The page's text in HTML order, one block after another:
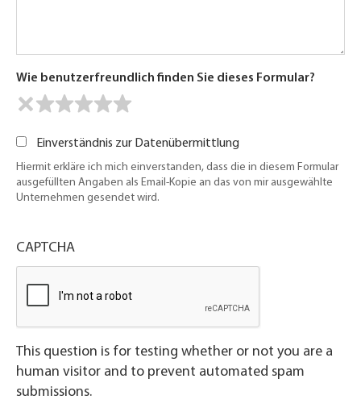
Wie benutzerfreundlich finden Sie dieses Formular?
Einverständnis zur Datenübermittlung
Hiermit erkläre ich mich einverstanden, dass die in diesem Formular
ausgefüllten Angaben als Email-Kopie an das von mir ausgewählte
Unternehmen gesendet wird.
CAPTCHA
This question is for testing whether or not you are a
human visitor and to prevent automated spam
submissions.